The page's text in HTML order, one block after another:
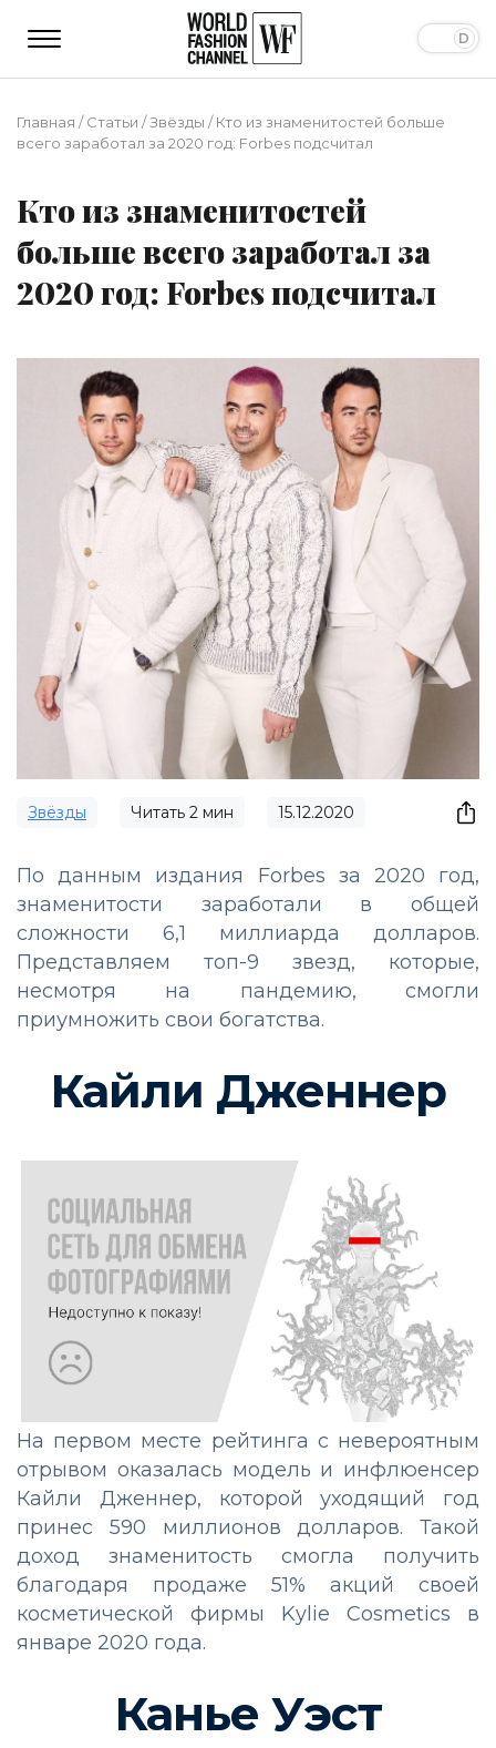
Главная /Статьи /Звёзды /Кто из знаменитостей больше
всего заработал за 2020 год: Forbes подсчитал
Кто из знаменитостей
больше всего заработал за
2020 год: Forbes подсчитал
Звёзды Читать 2 мин 15.12.2020
По данным издания Forbes за 2020 год,
знаменитости заработали в общей
сложности 6,1 миллиарда долларов.
Представляем топ-9 звезд, которые,
несмотря на пандемию, смогли
приумножить свои богатства.
Кайли Дженнер
На первом месте рейтинга с невероятным
отрывом оказалась модель и инфлюенсер
Кайли Дженнер, которой уходящий год
принес 590 миллионов долларов. Такой
доход знаменитость смогла получить
благодаря продаже 51% акций своей
косметической фирмы Kylie Cosmetics в
январе 2020 года.
Канье Уэст